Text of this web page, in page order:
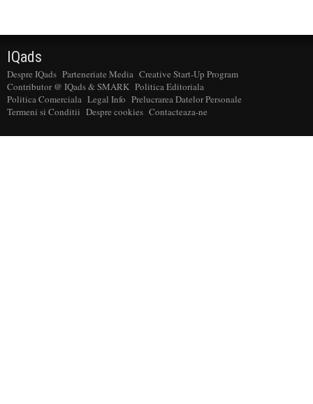
IQads
Despre IQads Parteneriate Media Creative Start-Up Program
Contributor @ IQads & SMARK Politica Editoriala
Politica Comerciala Legal Info Prelucrarea Datelor Personale
Termeni si Conditii Despre cookies Contacteaza-ne